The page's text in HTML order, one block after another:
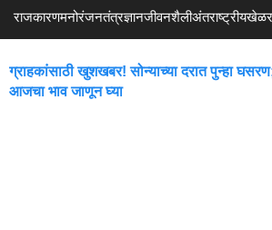
राजकारणमनोरंजनतंत्रज्ञानजीवनशैलीअंतराष्ट्रीयखेळ
ग्राहकांसाठी खुशखबर! सोन्याच्या दरात पुन्हा
आजचा भाव जाणून घ्या